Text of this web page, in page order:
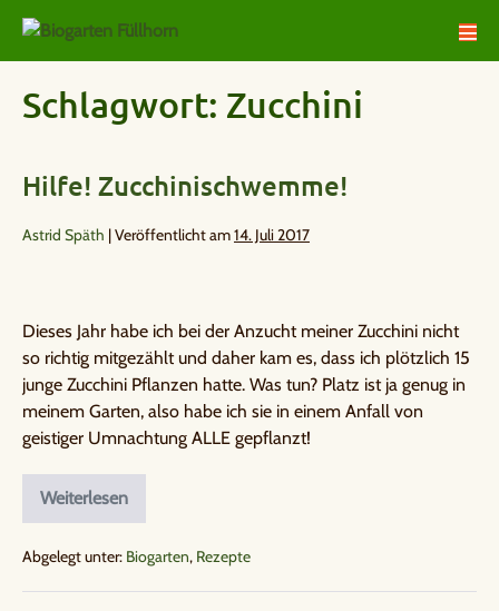
Schlagwort: Zucchini
Hilfe! Zucchinischwemme!
Astrid Späth |Veröffentlicht am14. Juli 2017
Dieses Jahr habe ich bei der Anzucht meiner Zucchini nicht
so richtig mitgezählt und daher kam es, dass ich plötzlich 15
junge Zucchini Pflanzen hatte. Was tun? Platz ist ja genug in
meinem Garten, also habe ich sie in einem Anfall von
geistiger Umnachtung ALLE gepflanzt!
Weiterlesen
Abgelegt unter: Biogarten, Rezepte